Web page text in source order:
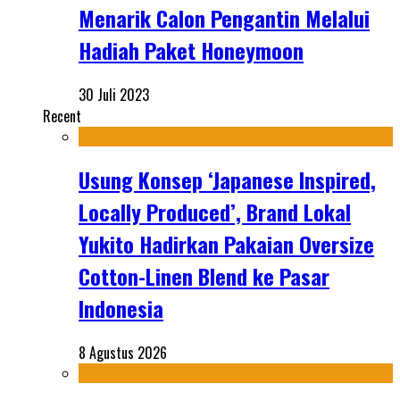
Menarik Calon Pengantin Melalui
Hadiah Paket Honeymoon
30 Juli 2023
Recent
Usung Konsep ‘Japanese Inspired,
Locally Produced’, Brand Lokal
Yukito Hadirkan Pakaian Oversize
Cotton-Linen Blend ke Pasar
Indonesia
8 Agustus 2026